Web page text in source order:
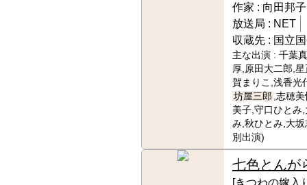
作家 : 向田邦子
放送局 : NET
収蔵先 : 国立
主な出演 : 千葉
厚,原田大二郎,
賀まりこ,浅香光
坊屋三郎 ,志穂
美子,守口ひとみ
み,秋ひとみ,大
別出演)
七色とんが
[きつねの嫁入